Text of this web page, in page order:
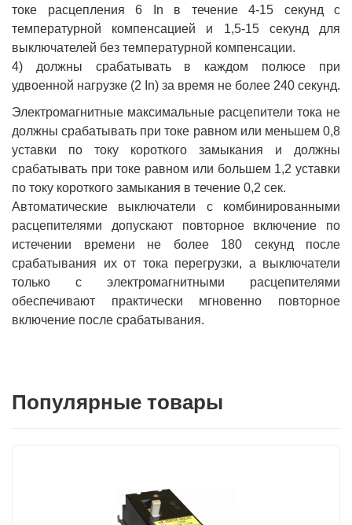
токе расцепления 6 In в течение 4-15 секунд с
температурной компенсацией и 1,5-15 секунд для
выключателей без температурной компенсации.
4) должны срабатывать в каждом полюсе при
удвоенной нагрузке (2 In) за время не более 240 секунд.
Электромагнитные максимальные расцепители тока не
должны срабатывать при токе равном или меньшем 0,8
уставки по току короткого замыкания и должны
срабатывать при токе равном или большем 1,2 уставки
по току короткого замыкания в течение 0,2 сек.
Автоматические выключатели с комбинированными
расцепителями допускают повторное включение по
истечении времени не более 180 секунд после
срабатывания их от тока перегрузки, а выключатели
только с электромагнитными расцепителями
обеспечивают практически мгновенно повторное
включение после срабатывания.
Популярные товары